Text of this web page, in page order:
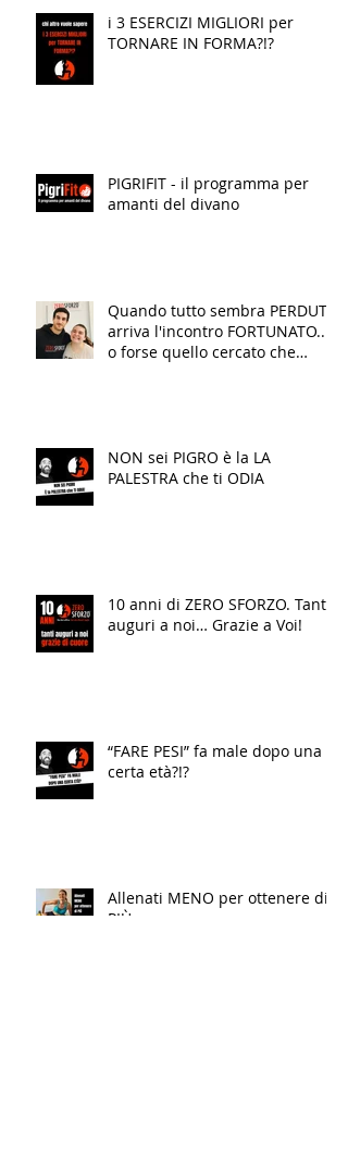
i 3 ESERCIZI MIGLIORI per
TORNARE IN FORMA?!?
PIGRIFIT - il programma per
amanti del divano
Quando tutto sembra PERDUTO
arriva l'incontro FORTUNATO...
o forse quello cercato che
NON sei PIGRO è la LA
PALESTRA che ti ODIA
10 anni di ZERO SFORZO. Tanti
auguri a noi… Grazie a Voi!
“FARE PESI” fa male dopo una
certa età?!?
Allenati MENO per ottenere di
PIÙ